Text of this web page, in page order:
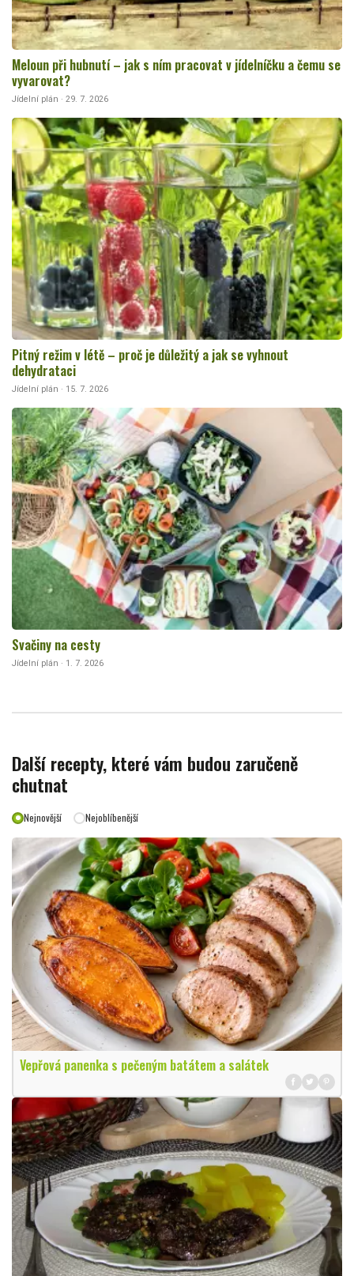
Meloun při hubnutí – jak s ním pracovat v jídelníčku a čemu se
vyvarovat?
Jídelní plán · 29. 7. 2026
Pitný režim v létě – proč je důležitý a jak se vyhnout
dehydrataci
Jídelní plán · 15. 7. 2026
Svačiny na cesty
Jídelní plán · 1. 7. 2026
Další recepty, které vám budou zaručeně
chutnat
Nejnovější Nejoblíbenější
Vepřová panenka s pečeným batátem a salátek